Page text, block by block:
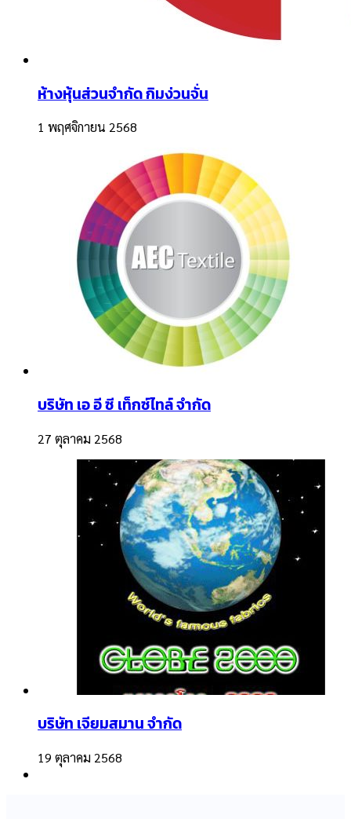
ห้างหุ้นส่วนจำกัด กิมง่วนจั่น
1 พฤศจิกายน 2568
บริษัท เอ อี ซี เท็กซ์ไทล์ จำกัด
27 ตุลาคม 2568
บริษัท เจียมสมาน จำกัด
19 ตุลาคม 2568